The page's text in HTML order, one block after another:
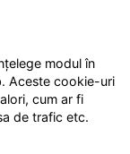
modul în
Aceste cookie-uri
cum ar fi
de trafic etc.